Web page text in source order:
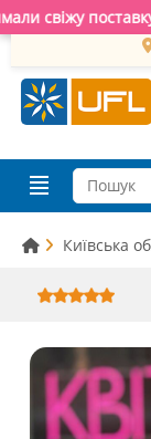
поставку.
Київська